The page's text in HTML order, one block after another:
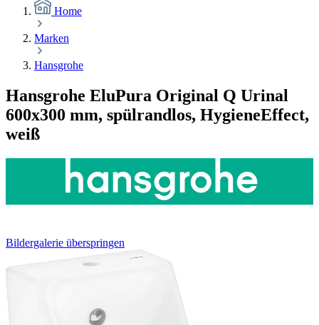
Home
Marken
Hansgrohe
Hansgrohe EluPura Original Q Urinal
600x300 mm, spülrandlos, HygieneEffect,
weiß
Bildergalerie überspringen